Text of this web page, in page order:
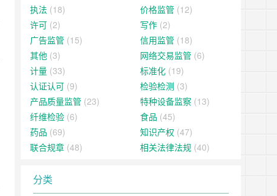
执法 (18) 价格监管 (12)
许可 (2) 写作 (2)
广告监管 (15) 信用监管 (18)
其他 (3) 网络交易监管 (6)
计量 (33) 标准化 (19)
认证认可 (9) 检验检测 (3)
产品质量监管 (23) 特种设备监察 (13)
纤维检验 (6) 食品 (45)
药品 (69) 知识产权 (47)
联合规章 (48) 相关法律法规 (40)
分类